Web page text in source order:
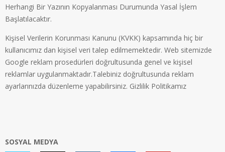
Herhangi Bir Yazının Kopyalanması Durumunda Yasal İşlem
Başlatılacaktır.
Kişisel Verilerin Korunması Kanunu (KVKK) kapsamında hiç bir
kullanıcımız dan kişisel veri talep edilmemektedir. Web sitemizde
Google reklam prosedürleri doğrultusunda genel ve kişisel
reklamlar uygulanmaktadır.Talebiniz doğrultusunda reklam
ayarlarınızda düzenleme yapabilirsiniz. Gizlilik Politikamız
SOSYAL MEDYA